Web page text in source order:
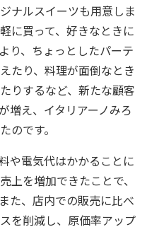
ナルスイーツも用意しま
に買って、好きなときに
り、ちょっとしたパーテ
たり、料理が面倒なとき
りするなど、新たな顧客
増え、イタリアーノみろ
のです。
や電気代はかかることに
上を増加できたことで、
た、店内での販売に比べ
を削減し、原価率アップ